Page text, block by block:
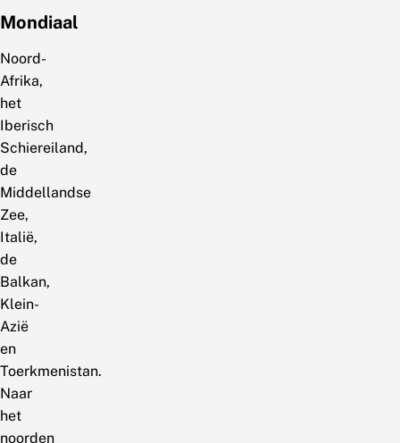
Mondiaal
Noord-
Afrika,
het
Iberisch
Schiereiland,
de
Middellandse
Zee,
Italië,
de
Balkan,
Klein-
Azië
en
Toerkmenistan.
Naar
het
noorden